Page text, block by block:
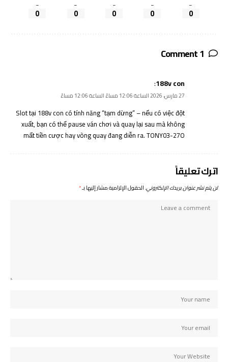
_
0
_
0
_
0
_
0
_
0
1 Comment
188v con
:
27 مارس، 2026 الساعة 12:06 مساءً الساعة 12:06 مساءً
Slot tại 188v concó tính năng “tạm dừng” – nếu có việc đột
xuất, bạn có thể pause ván chơi và quay lại sau mà không
mất tiền cược hay vòng quay đang diễn ra. TONY03-27O
اترك تعليقاً
لن يتم نشر عنوان بريدك الإلكتروني.الحقول الإلزامية مشار إليها بـ*